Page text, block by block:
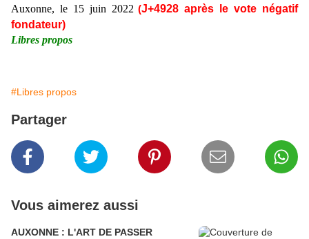
Auxonne, le 15 juin 2022 (J+4928après le vote négatif
fondateur)
Libres propos
#Libres propos
Partager
Vous aimerez aussi
AUXONNE : L'ART DE PASSER